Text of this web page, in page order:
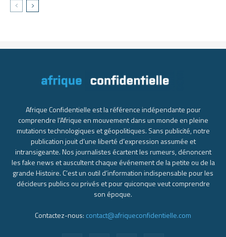
Afrique Confidentielle est la référence indépendante pour
comprendre l’Afrique en mouvement dans un monde en pleine
mutations technologiques et géopolitiques. Sans publicité, notre
publication jouit d’une liberté d’expression assumée et
intransigeante. Nos journalistes écartent les rumeurs, dénoncent
les fake news et auscultent chaque événement de la petite ou de la
grande Histoire. C’est un outil d’information indispensable pour les
décideurs publics ou privés et pour quiconque veut comprendre
son époque.
Contactez-nous: contact@afriqueconfidentielle.com